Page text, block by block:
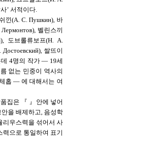
’ 서적이다.
낀(А. С. Пушкин), 바
벨린스끼
도브롤류보프(Н. А.
쌀뜨이
데 4명의 작가 ― 19세
없는 민중이 역사의
홉 ― 에 대해서는 여
집은 『 』안에 넣어
을 배제하고, 음성학
리우스력을 섞어서 사
력으로 통일하여 표기